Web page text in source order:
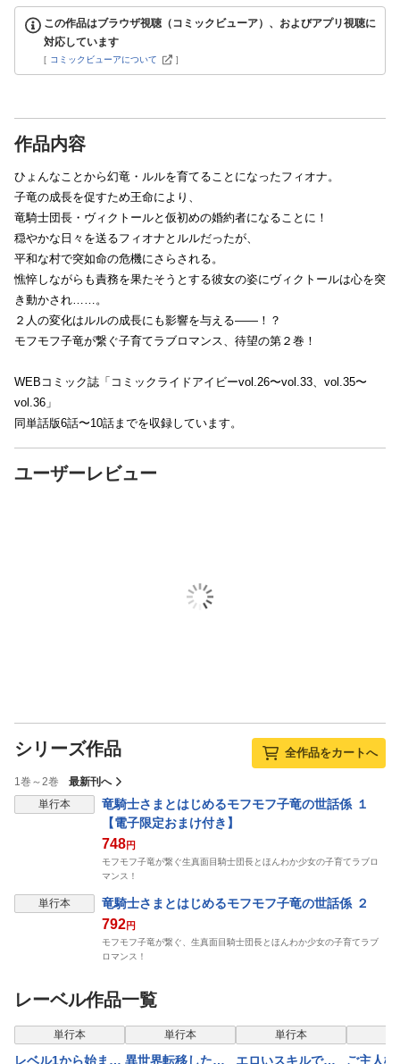
この作品はブラウザ視聴（コミックビューア）、およびアプリ視聴に
対応しています
[ コミックビューアについて ]
作品内容
ひょんなことから幻竜・ルルを育てることになったフィオナ。
子竜の成長を促すため王命により、
竜騎士団長・ヴィクトールと仮初めの婚約者になることに！
穏やかな日々を送るフィオナとルルだったが、
平和な村で突如命の危機にさらされる。
憔悴しながらも責務を果たそうとする彼女の姿にヴィクトールは心を突
き動かされ……。
２人の変化はルルの成長にも影響を与える――！？
モフモフ子竜が繋ぐ子育てラブロマンス、待望の第２巻！
WEBコミック誌「コミックライドアイビーvol.26〜vol.33、vol.35〜
vol.36」
同単話版6話〜10話までを収録しています。
ユーザーレビュー
シリーズ作品 全作品をカートへ
1巻～2巻
最新刊へ
単行本
竜騎士さまとはじめるモフモフ子竜の世話係 １
【電子限定おまけ付き】
748円
モフモフ子竜が繋ぐ生真面目騎士団長とほんわか少女の子育てラブロ
マンス！
単行本 竜騎士さまとはじめるモフモフ子竜の世話係 ２
792円
モフモフ子竜が繋ぐ、生真面目騎士団長とほんわか少女の子育てラブ
ロマンス！
レーベル作品一覧
単行本
レベル1から始まる
単行本
異世界転移したら
単行本
エロいスキルで異 ご主人